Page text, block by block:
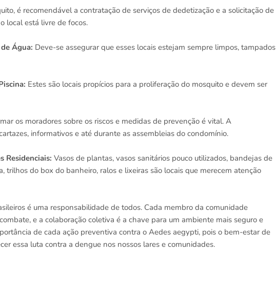
é recomendável a contratação de serviços de dedetização e a solicitação de
local está livre de focos.
Água: Deve-se assegurar que esses locais estejam sempre limpos, tampados
Estes são locais propícios para a proliferação do mosquito e devem ser
os moradores sobre os riscos e medidas de prevenção é vital. A
informativos e até durante as assembleias do condomínio.
Residenciais: Vasos de plantas, vasos sanitários pouco utilizados, bandejas de
trilhos do box do banheiro, ralos e lixeiras são locais que merecem atenção
é uma responsabilidade de todos. Cada membro da comunidade
e a colaboração coletiva é a chave para um ambiente mais seguro e
de cada ação preventiva contra o Aedes aegypti, pois o bem-estar de
essa luta contra a dengue nos nossos lares e comunidades.